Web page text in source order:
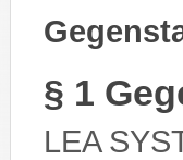
§ 1
LEA